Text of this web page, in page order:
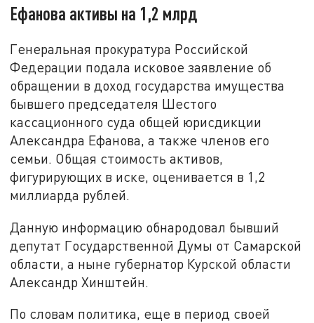
Ефанова активы на 1,2 млрд
Генеральная прокуратура Российской
Федерации подала исковое заявление об
обращении в доход государства имущества
бывшего председателя Шестого
кассационного суда общей юрисдикции
Александра Ефанова, а также членов его
семьи. Общая стоимость активов,
фигурирующих в иске, оценивается в 1,2
миллиарда рублей.
Данную информацию обнародовал бывший
депутат Государственной Думы от Самарской
области, а ныне губернатор Курской области
Александр Хинштейн.
По словам политика, еще в период своей